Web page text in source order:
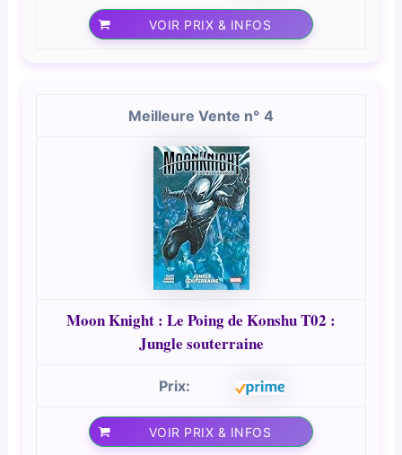
VOIR PRIX & INFOS
4
Moon Knight : Le Poing de Konshu T02 :
Jungle souterraine
VOIR PRIX & INFOS